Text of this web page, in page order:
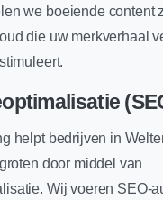
we boeiende content
die uw merkverhaal
helpt bedrijven in
door middel van
Wij voeren SEO-